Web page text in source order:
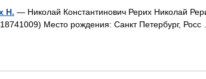
Н. — Николай Константинович Рерих Николай
Место рождения: Санкт Петербург,